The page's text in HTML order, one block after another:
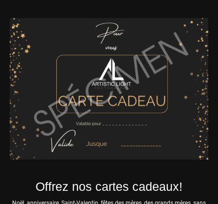
Offrez nos cartes cadeaux!